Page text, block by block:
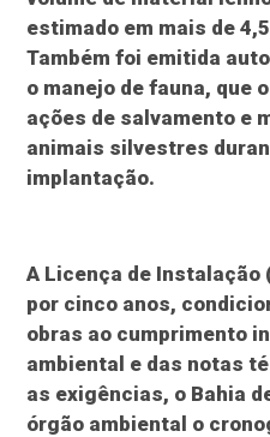
estimado em mais de
Também foi emitida
o manejo de fauna, que
ações de salvamento e
animais silvestres
implantação.
A Licença de
por cinco anos,
obras ao cumprimento
ambiental e das notas
as exigências, o Bahia
órgão ambiental o